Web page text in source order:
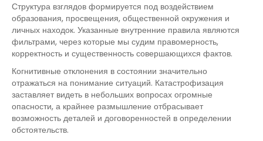
Структура взглядов формируется под воздействием
образования, просвещения, общественной окружения и
личных находок. Указанные внутренние правила являются
фильтрами, через которые мы судим правомерность,
корректность и существенность совершающихся фактов.
Когнитивные отклонения в состоянии значительно
отражаться на понимание ситуаций. Катастрофизация
заставляет видеть в небольших вопросах огромные
опасности, а крайнее размышление отбрасывает
возможность деталей и договоренностей в определении
обстоятельств.